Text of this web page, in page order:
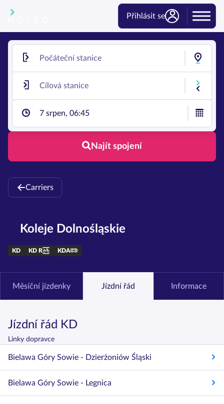
Přihlásit se
7 srpen, 06:45
Najít spojení
Carriers
Koleje Dolnośląskie
KD KD R KDA
Měsíční jízdenky Jízdní řád Informace
Jízdní řád KD
Linky dopravce
Bielawa Góry Sowie - Dzierżoniów Śląski
Bielawa Góry Sowie - Legnica